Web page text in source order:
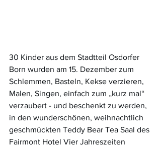
30 Kinder aus dem Stadtteil Osdorfer
Born wurden am 15. Dezember zum
Schlemmen, Basteln, Kekse verzieren,
Malen, Singen, einfach zum „kurz mal“
verzaubert - und beschenkt zu werden,
in den wunderschönen, weihnachtlich
geschmückten Teddy Bear Tea Saal des
Fairmont Hotel Vier Jahreszeiten